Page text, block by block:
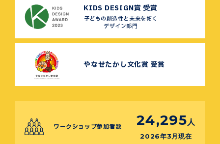
KIDS DESIGN賞 受賞
子どもの創造性と未来を拓く
デザイン部門
やなせたかし文化賞 受賞
ワークショップ参加者数 24,295 人
2026年3月現在